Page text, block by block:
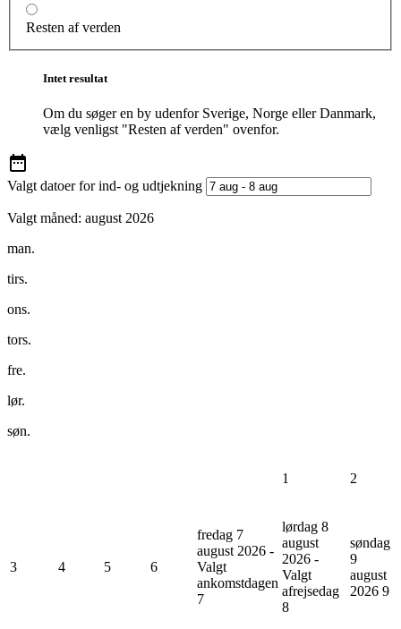
Resten af verden
Intet resultat
Om du søger en by udenfor Sverige, Norge eller Danmark,
vælg venligst "Resten af verden" ovenfor.
Valgt datoer for ind- og udtjekning
Valgt måned: august 2026
man.
tirs.
ons.
tors.
fre.
lør.
søn.
1 2
3 4 5 6
fredag 7
august 2026 -
Valgt
ankomstdagen
7
lørdag 8
august
2026 -
Valgt
afrejsedag
8
søndag
9
august
2026 9